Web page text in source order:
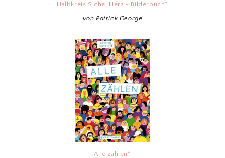
Halbkreis Sichel Herz - Bilderbuch*
von Patrick George
Alle zählen*